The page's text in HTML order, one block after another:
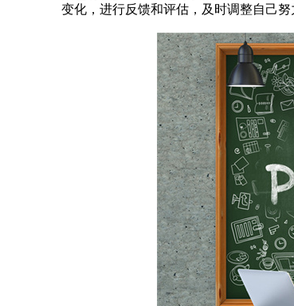
变化，进行反馈和评估，及时调整自己努